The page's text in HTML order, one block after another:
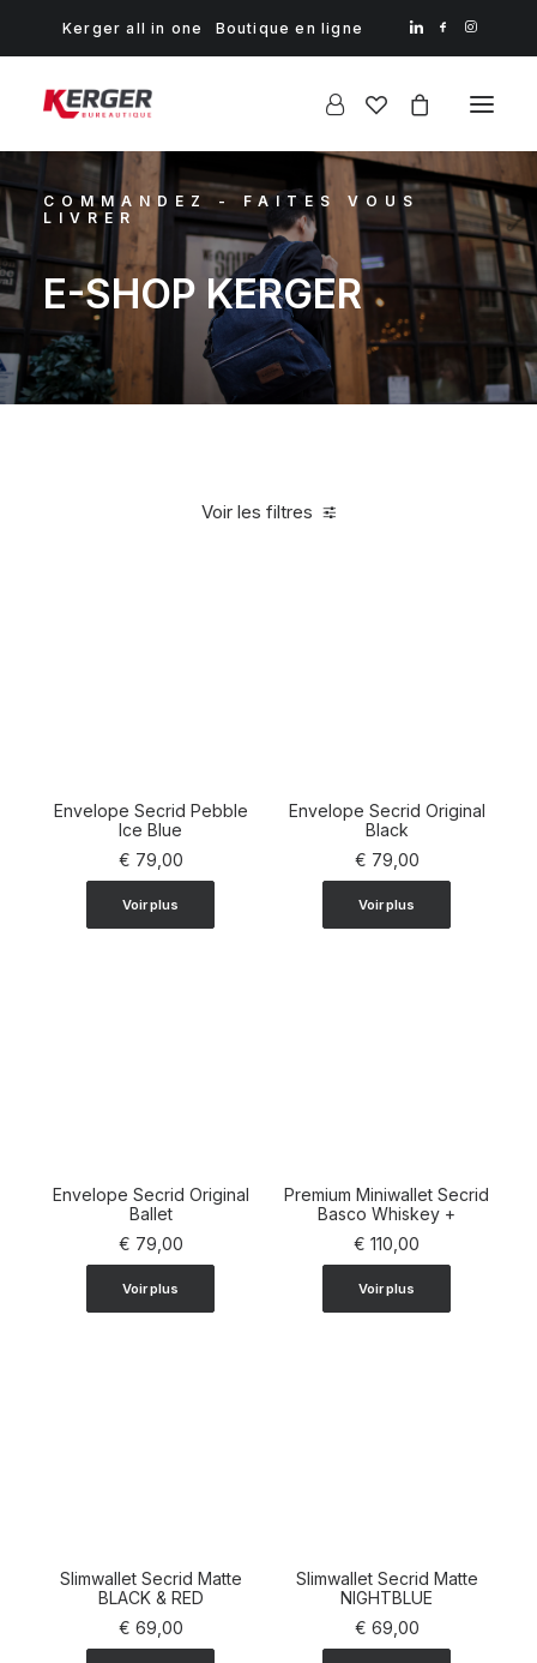
Kerger all in one Boutique en ligne
COMMANDEZ - FAITES VOUS
LIVRER
E-SHOP KERGER
Voir les filtres
AJOUTER AU PANIER
Envelope Secrid Pebble
Ice Blue
€ 79,00
Voir plus
AJOUTER AU PANIER
Envelope Secrid Original
Black
€ 79,00
Voir plus
AJOUTER AU PANIER
Envelope Secrid Original
Ballet
€ 79,00
Voir plus
AJOUTER AU PANIER
Premium Miniwallet Secrid
Basco Whiskey +
€ 110,00
Voir plus
AJOUTER AU PANIER
Slimwallet Secrid Matte
BLACK & RED
€ 69,00
AJOUTER AU PANIER
Slimwallet Secrid Matte
NIGHTBLUE
€ 69,00